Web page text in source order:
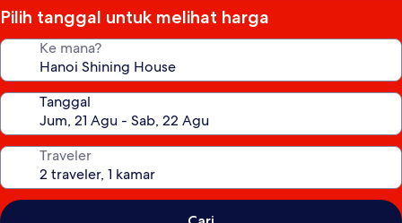
Pilih tanggal untuk melihat harga
Ke mana?
Tanggal
Traveler